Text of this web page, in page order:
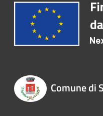
Comune di